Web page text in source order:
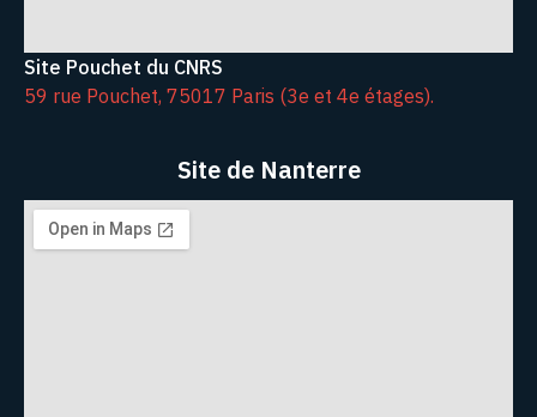
Site Pouchet du CNRS
59 rue Pouchet, 75017 Paris (3e et 4e étages).
Site de Nanterre